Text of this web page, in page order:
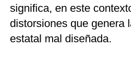
significa, en este
distorsiones que genera
estatal mal diseñada.